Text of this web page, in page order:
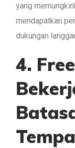
yang
mendapatkan
dukungan
4.